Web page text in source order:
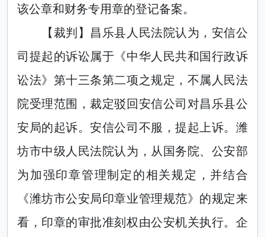
该公章和财务专用章的登记备案。
【裁判】昌乐县人民法院认为，安信公
司提起的诉讼属于《中华人民共和国行政诉
讼法》第十三条第二项之规定，不属人民法
院受理范围，裁定驳回安信公司对昌乐县公
安局的起诉。安信公司不服，提起上诉。潍
坊市中级人民法院认为，从国务院、公安部
为加强印章管理制定的相关规定，并结合
《潍坊市公安局印章业管理规范》的规定来
看，印章的审批准刻权由公安机关执行。企